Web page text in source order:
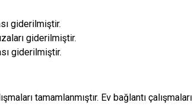
giderilmiştir.
giderilmiştir.
giderilmiştir.
tamamlanmıştır. Ev bağlantı